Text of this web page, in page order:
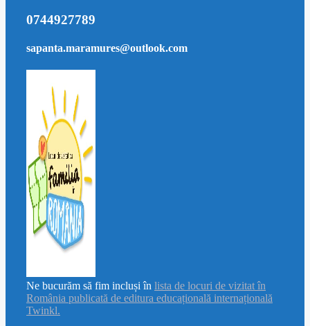
0744927789
sapanta.maramures@outlook.com
Ne bucurăm să fim incluși în lista de locuri de vizitat în
România publicată de editura educațională internațională
Twinkl.